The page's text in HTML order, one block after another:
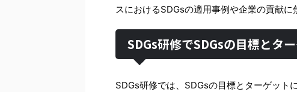
スにおけるSDGsの適用事例や企業の貢献に
SDGs研修でSDGsの目標とタ
SDGs研修では、SDGsの目標とターゲット